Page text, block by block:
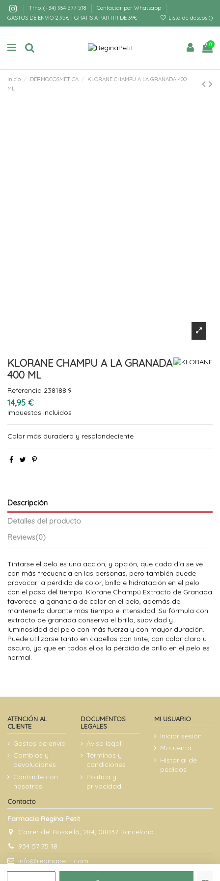
Tfno: (+34) 934 577 518
Contactar por Whatsapp
GASTOS DE ENVÍO 2,95€ | GRATIS A PARTIR DE 39€
Lista de deseos ()
0
Inicio DERMOCOSMÉTICA
KLORANE CHAMPU A LA GRANADA 400
ML
KLORANE CHAMPU A LA GRANADA
400 ML
Referencia 238188.9
14,95 €
Impuestos incluidos
Color más duradero y resplandeciente
Descripción
Detalles del producto
Reviews(0)
Tintarse el pelo es una acción, y opción, que cada día se ve
con más frecuencia en las personas, pero también puede
provocar la pérdida de color, brillo e hidratación en el pelo
con el paso del tiempo. Klorane Champú Extracto de Granada
favorece la ganancia de color en el pelo, además de
mantenerlo durante más tiempo e intensidad. Su fórmula con
extracto de granada conserva el brillo, suavidad y
luminosidad del pelo con más fuerza y con mayor duración.
Puede utilizarse tanto en cabellos con tinte, con color claro u
oscuro, ya que en todos ellos la pérdida de brillo en el pelo es
normal.
ATENCIÓN AL
CLIENTE
Gastos de envío
Cambios y
devoluciones
Contacte con
nosotros
DOCUMENTOS
LEGALES
Aviso legal
Términos y
condiciones
Politica y
privacidad
MI USUARIO
Iniciar sesión
Mi cuenta
Historial de
pedidos
Contacto
Farmacia Regina Petit
Carrer del Rosselló, 284, 08037 Barcelona
934 57 75 18
info@reginapetit.com